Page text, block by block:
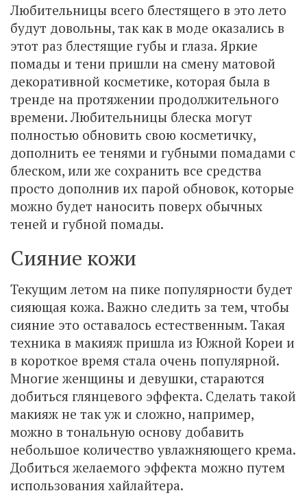
Любительницы всего блестящего в это лето
будут довольны, так как в моде оказались в
этот раз блестящие губы и глаза. Яркие
помады и тени пришли на смену матовой
декоративной косметике, которая была в
тренде на протяжении продолжительного
времени. Любительницы блеска могут
полностью обновить свою косметичку,
дополнить ее тенями и губными помадами с
блеском, или же сохранить все средства
просто дополнив их парой обновок, которые
можно будет наносить поверх обычных
теней и губной помады.
Сияние кожи
Текущим летом на пике популярности будет
сияющая кожа. Важно следить за тем, чтобы
сияние это оставалось естественным. Такая
техника в макияж пришла из Южной Кореи и
в короткое время стала очень популярной.
Многие женщины и девушки, стараются
добиться глянцевого эффекта. Сделать такой
макияж не так уж и сложно, например,
можно в тональную основу добавить
небольшое количество увлажняющего крема.
Добиться желаемого эффекта можно путем
использования хайлайтера.